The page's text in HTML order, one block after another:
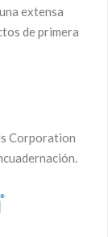
extensa
de primera
Corporation